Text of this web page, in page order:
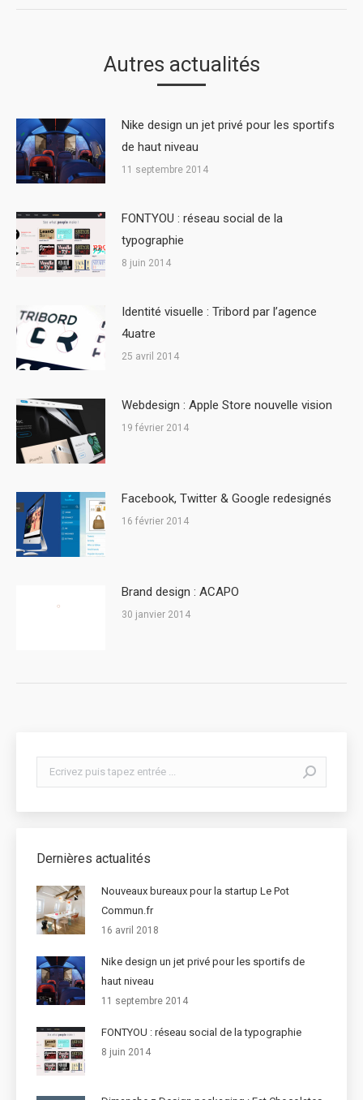
Autres actualités
Nike design un jet privé pour les sportifs
de haut niveau
11 septembre 2014
FONTYOU : réseau social de la
typographie
8 juin 2014
Identité visuelle : Tribord par l’agence
4uatre
25 avril 2014
Webdesign : Apple Store nouvelle vision
19 février 2014
Facebook, Twitter & Google redesignés
16 février 2014
Brand design : ACAPO
30 janvier 2014
Dernières actualités
Nouveaux bureaux pour la startup Le Pot
Commun.fr
16 avril 2018
Nike design un jet privé pour les sportifs de
haut niveau
11 septembre 2014
FONTYOU : réseau social de la typographie
8 juin 2014